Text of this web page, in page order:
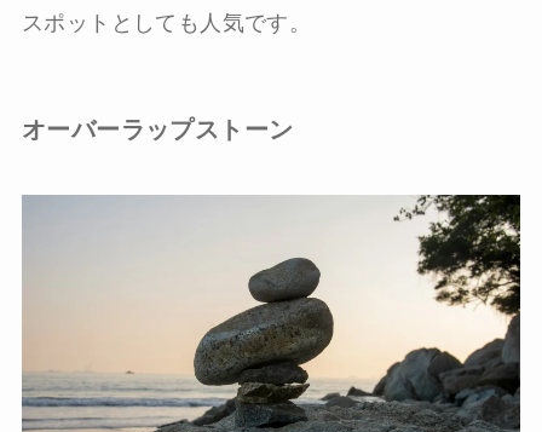
スポットとしても人気です。
オーバーラップストーン